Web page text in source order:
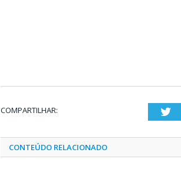
COMPARTILHAR:
CONTEÚDO RELACIONADO